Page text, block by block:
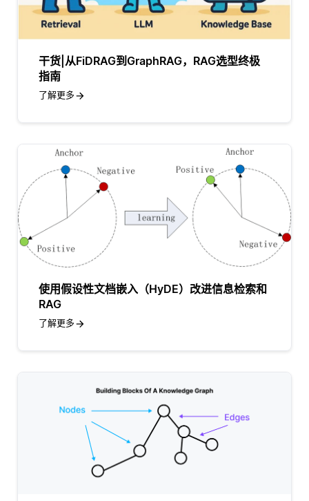
干货|从FiDRAG到GraphRAG，RAG选型终极
指南
了解更多
使用假设性文档嵌入（HyDE）改进信息检索和
RAG
了解更多